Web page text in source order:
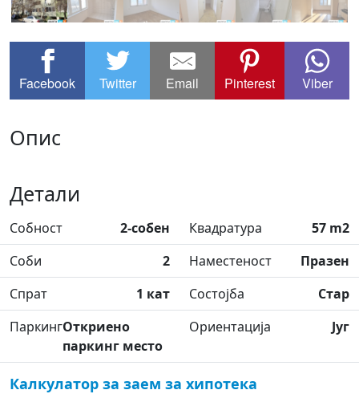
Facebook Twitter Email Pinterest Viber
Опис
Детали
Собност 2-собен Квадратура
57 m2
Соби
2 Наместеност
Празен
Спрат
1 кат Состојба
Стар
ПаркингОткриено
паркинг место
Ориентација Југ
Калкулатор за заем за хипотека